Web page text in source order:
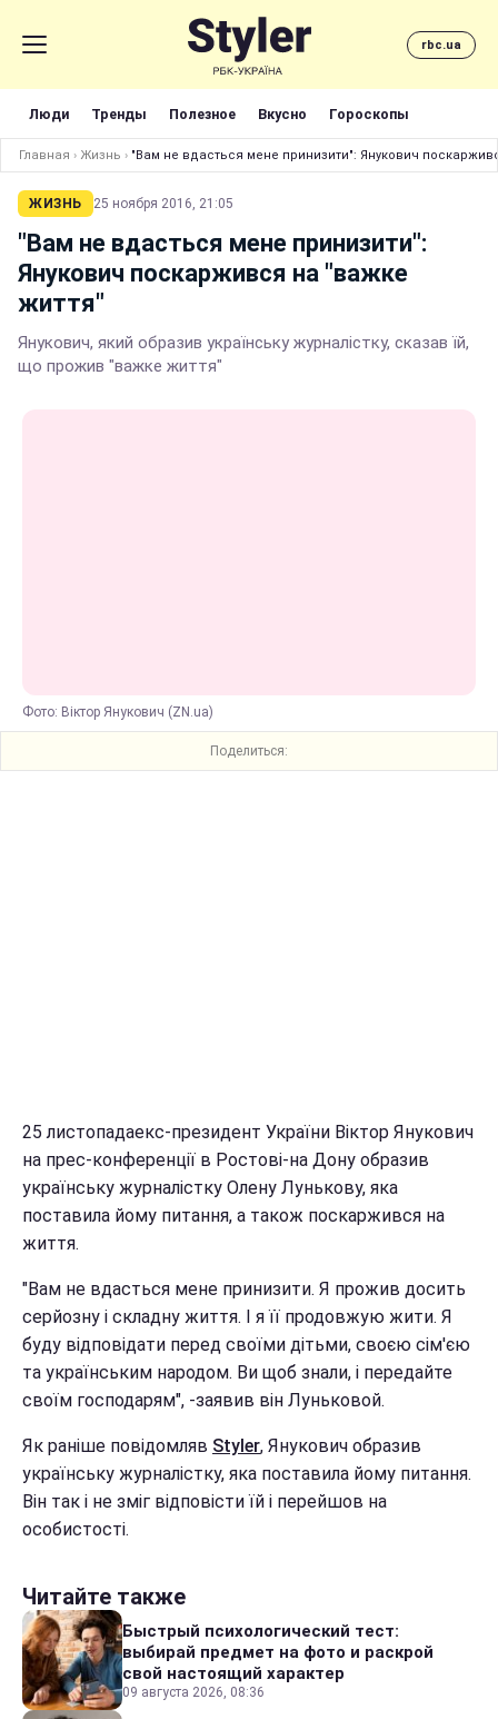
rbc.ua
Люди Тренды Полезное Вкусно Гороскопы
Главная › Жизнь › "Вам не вдасться мене принизити": Янукович
ЖИЗНЬ 25 ноября 2016, 21:05
"Вам не вдасться мене принизити":
Янукович поскаржився на "важке
життя"
Янукович, який образив українську журналістку, сказав їй,
що прожив "важке життя"
Фото: Віктор Янукович (ZN.ua)
Поделиться:
25 листопадаекс-президент України Віктор Янукович
на прес-конференції в Ростові-на Дону образив
українську журналістку Олену Лунькову, яка
поставила йому питання, а також поскаржився на
життя.
"Вам не вдасться мене принизити. Я прожив досить
серйозну і складну життя. І я її продовжую жити. Я
буду відповідати перед своїми дітьми, своєю сім'єю
та українським народом. Ви щоб знали, і передайте
своїм господарям", -заявив він Луньковой.
Як раніше повідомляв Styler, Янукович образив
українську журналістку, яка поставила йому питання.
Він так і не зміг відповісти їй і перейшов на
особистості.
Читайте также
Быстрый психологический тест:
выбирай предмет на фото и раскрой
свой настоящий характер
09 августа 2026, 08:36